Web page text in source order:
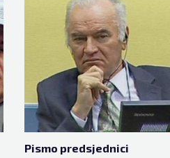
Pismo predsjednici